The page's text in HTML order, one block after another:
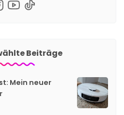
Beiträge
Mein neuer